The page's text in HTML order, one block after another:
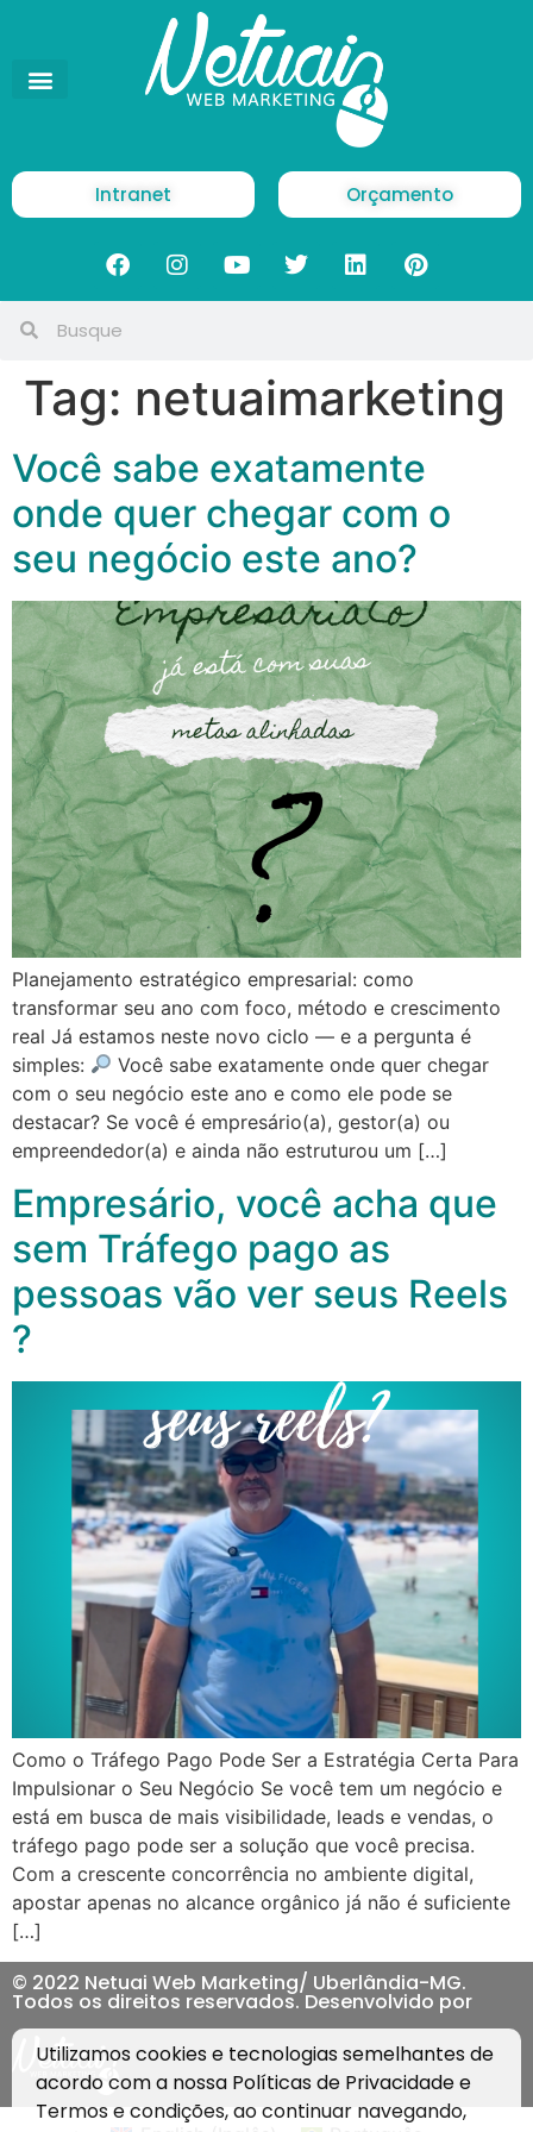
Intranet Orçamento
Tag: netuaimarketing
Você sabe exatamente
onde quer chegar com o
seu negócio este ano?
Planejamento estratégico empresarial: como
transformar seu ano com foco, método e crescimento
real Já estamos neste novo ciclo — e a pergunta é
simples:
Você sabe exatamente onde quer chegar
com o seu negócio este ano e como ele pode se
destacar? Se você é empresário(a), gestor(a) ou
empreendedor(a) e ainda não estruturou um […]
Empresário, você acha que
sem Tráfego pago as
pessoas vão ver seus Reels
?
Como o Tráfego Pago Pode Ser a Estratégia Certa Para
Impulsionar o Seu Negócio Se você tem um negócio e
está em busca de mais visibilidade, leads e vendas, o
tráfego pago pode ser a solução que você precisa.
Com a crescente concorrência no ambiente digital,
apostar apenas no alcance orgânico já não é suficiente
[…]
© 2022 Netuai Web Marketing/ Uberlândia-MG.
Todos os direitos reservados. Desenvolvido por
Utilizamos cookies e tecnologias semelhantes de
acordo com a nossa Políticas de Privacidadee
Termos e condições, ao continuar navegando,